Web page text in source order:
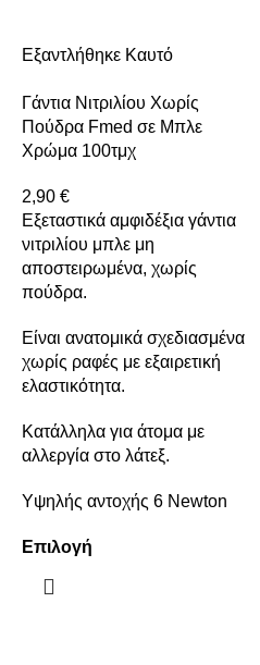
Εξαντλήθηκε Καυτό
Γάντια Νιτριλίου Χωρίς
Πούδρα Fmed σε Μπλε
Χρώμα 100τμχ
2,90 €
Εξεταστικά αμφιδέξια γάντια
νιτριλίου μπλε μη
αποστειρωμένα, χωρίς
πούδρα.
Είναι ανατομικά σχεδιασμένα
χωρίς ραφές με εξαιρετική
ελαστικότητα.
Κατάλληλα για άτομα με
αλλεργία στο λάτεξ.
Υψηλής αντοχής 6 Newton
Επιλογή